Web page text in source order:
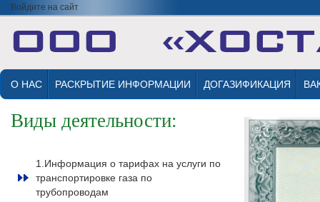
Войдите на сайт
О НАС РАСКРЫТИЕ ИНФОРМАЦИИ ДОГАЗИФИКАЦИЯ
Виды деятельности:
1.Информация о тарифах на услуги по
транспортировке газа по
трубопроводам